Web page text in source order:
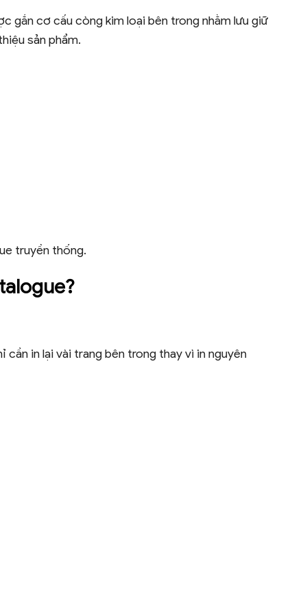
gắn cơ cấu còng kim loại bên trong nhằm lưu giữ
sản phẩm.
truyền thống.
in lại vài trang bên trong thay vì in nguyên